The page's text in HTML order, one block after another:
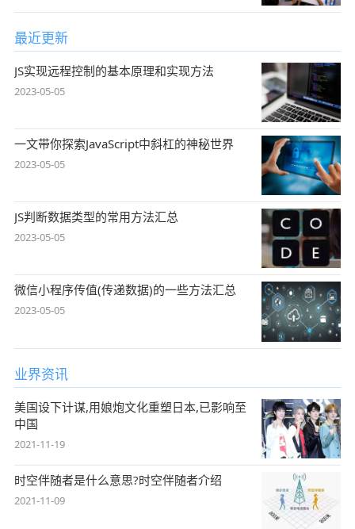
最近更新
JS实现远程控制的基本原理和实现方法
2023-05-05
一文带你探索JavaScript中斜杠的神秘世界
2023-05-05
JS判断数据类型的常用方法汇总
2023-05-05
微信小程序传值(传递数据)的一些方法汇总
2023-05-05
业界资讯
美国设下计谋,用娘炮文化重塑日本,已影响至
中国
2021-11-19
时空伴随者是什么意思?时空伴随者介绍
2021-11-09